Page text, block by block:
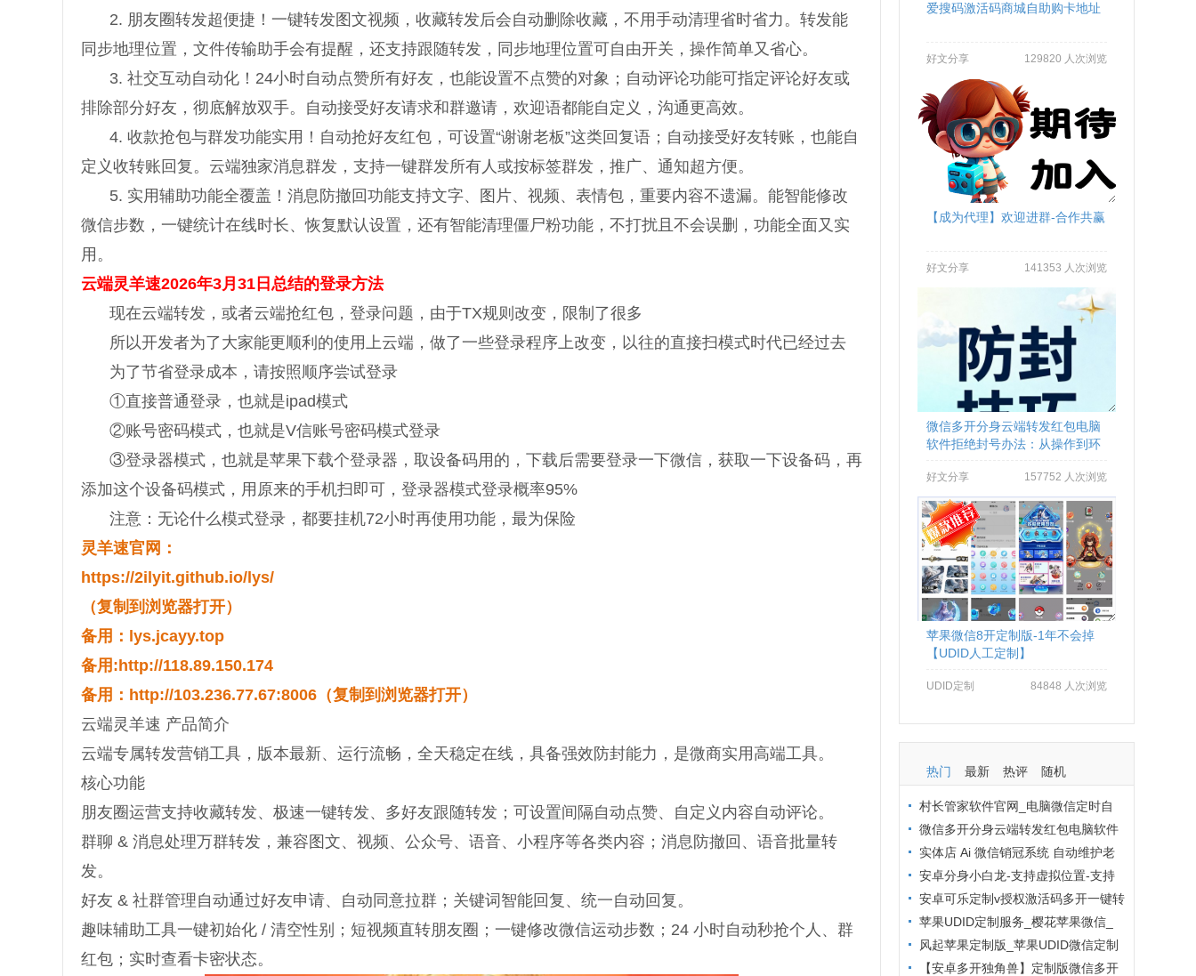
2. 朋友圈转发超便捷！一键转发图文视频，收藏转发后会自动删除收藏，不用手动清理省时省力。转发能
同步地理位置，文件传输助手会有提醒，还支持跟随转发，同步地理位置可自由开关，操作简单又省心。
3. 社交互动自动化！24小时自动点赞所有好友，也能设置不点赞的对象；自动评论功能可指定评论好友或
排除部分好友，彻底解放双手。自动接受好友请求和群邀请，欢迎语都能自定义，沟通更高效。
4. 收款抢包与群发功能实用！自动抢好友红包，可设置“谢谢老板”这类回复语；自动接受好友转账，也能自
定义收转账回复。云端独家消息群发，支持一键群发所有人或按标签群发，推广、通知超方便。
5. 实用辅助功能全覆盖！消息防撤回功能支持文字、图片、视频、表情包，重要内容不遗漏。能智能修改
微信步数，一键统计在线时长、恢复默认设置，还有智能清理僵尸粉功能，不打扰且不会误删，功能全面又实
用。
云端灵羊速2026年3月31日总结的登录方法
现在云端转发，或者云端抢红包，登录问题，由于TX规则改变，限制了很多
所以开发者为了大家能更顺利的使用上云端，做了一些登录程序上改变，以往的直接扫模式时代已经过去
为了节省登录成本，请按照顺序尝试登录
①直接普通登录，也就是ipad模式
②账号密码模式，也就是V信账号密码模式登录
③登录器模式，也就是苹果下载个登录器，取设备码用的，下载后需要登录一下微信，获取一下设备码，再
添加这个设备码模式，用原来的手机扫即可，登录器模式登录概率95%
注意：无论什么模式登录，都要挂机72小时再使用功能，最为保险
灵羊速官网：
https://2ilyit.github.io/lys/
（复制到浏览器打开）
备用：lys.jcayy.top
备用:http://118.89.150.174
备用：http://103.236.77.67:8006（复制到浏览器打开）
云端灵羊速 产品简介
云端专属转发营销工具，版本最新、运行流畅，全天稳定在线，具备强效防封能力，是微商实用高端工具。
核心功能
朋友圈运营支持收藏转发、极速一键转发、多好友跟随转发；可设置间隔自动点赞、自定义内容自动评论。
群聊 & 消息处理万群转发，兼容图文、视频、公众号、语音、小程序等各类内容；消息防撤回、语音批量转
发。
好友 & 社群管理自动通过好友申请、自动同意拉群；关键词智能回复、统一自动回复。
趣味辅助工具一键初始化 / 清空性别；短视频直转朋友圈；一键修改微信运动步数；24 小时自动秒抢个人、群
红包；实时查看卡密状态。
爱搜码激活码商城自助购卡地址
好文分享 129820 人次浏览
【成为代理】欢迎进群-合作共赢
好文分享 141353 人次浏览
微信多开分身云端转发红包电脑
软件拒绝封号办法：从操作到环
好文分享 157752 人次浏览
苹果微信8开定制版-1年不会掉
【UDID人工定制】
UDID定制 84848 人次浏览
热门 最新 热评 随机
村长管家软件官网_电脑微信定时自
动群发软件_村长管家微信营销
微信多开分身云端转发红包电脑软件
拒绝封号办法：从操作到环境全流程避
坑
实体店 Ai 微信销冠系统 自动维护老
客户 24 小时在线客服解决方案
安卓分身小白龙-支持虚拟位置-支持
主题更换
安卓可乐定制v授权激活码多开一键转
发苹果UDID定制服务_樱花苹果微信_
定制多开专属版本
风起苹果定制版_苹果UDID微信定制
_微信分身定制服务
【安卓多开独角兽】定制版微信多开